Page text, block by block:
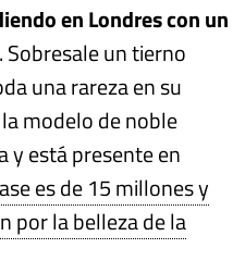
en Londres con un
. Sobresale un tierno
una rareza en su
modelo de noble
y está presente en
es de 15 millones y
por la belleza de la